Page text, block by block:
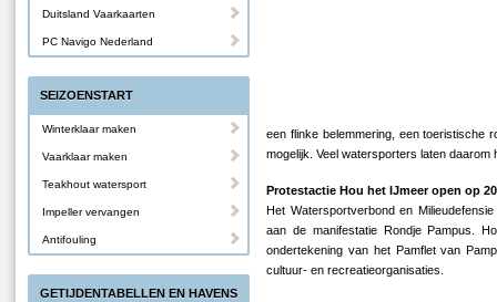
een flinke belemmering, een toeristische
mogelijk. Veel watersporters laten daarom
Protestactie Hou het IJmeer open op
Het Watersportverbond en
aan de manifestatie Rondje Pampus.
ondertekening van het Pamflet van
cultuur- en recreatieorganisaties.
Duitsland Vaarkaarten
PC Navigo Nederland
SEIZOENSTART
Winterklaar maken
Vaarklaar maken
Teakhout watersport
Impeller vervangen
Antifouling
GETIJDENTABELLEN EN HAVENS